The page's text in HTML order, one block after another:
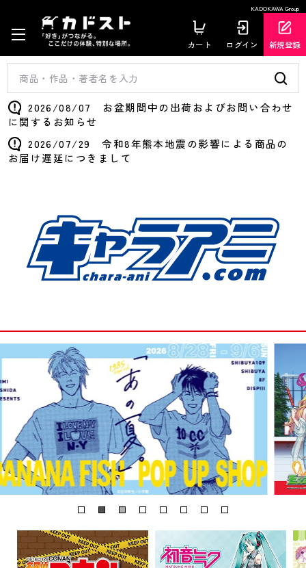
KADOKAWA Group
カート ログイン 新規登録
2026/08/07 お盆期間中の出荷およびお問い合わせ
に関するお知らせ
2026/07/29 令和8年熊本地震の影響による商品の
お届け遅延につきまして